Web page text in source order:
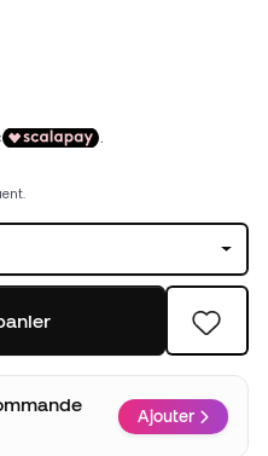
Ajouter